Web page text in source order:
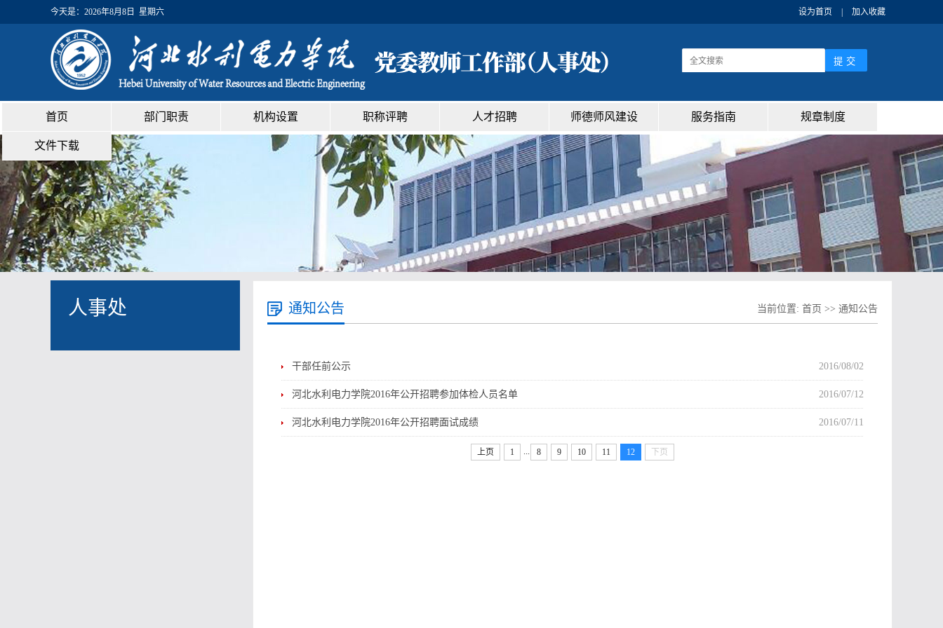
今天是： 2026年8月8日 星期六 设为首页 加入收藏
首页 部门职责 机构设置 职称评聘 人才招聘 师德师风建设 服务指南 规章制度
文件下载
人事处 通知公告 当前位置: 首页 >> 通知公告
干部任前公示 2016/08/02
河北水利电力学院2016年公开招聘参加体检人员名单 2016/07/12
河北水利电力学院2016年公开招聘面试成绩 2016/07/11
上页 1 8 9 10 11 12 下页